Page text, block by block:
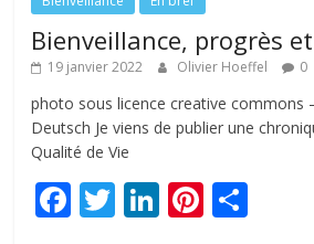
Bienveillance, progrès
19 janvier 2022 Olivier Hoeffel 0
photo sous licence creative commons
Deutsch Je viens de publier une
Qualité de Vie
F T Li Pi